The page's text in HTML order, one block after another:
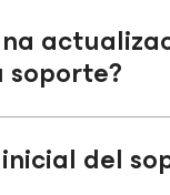
soporte?
del